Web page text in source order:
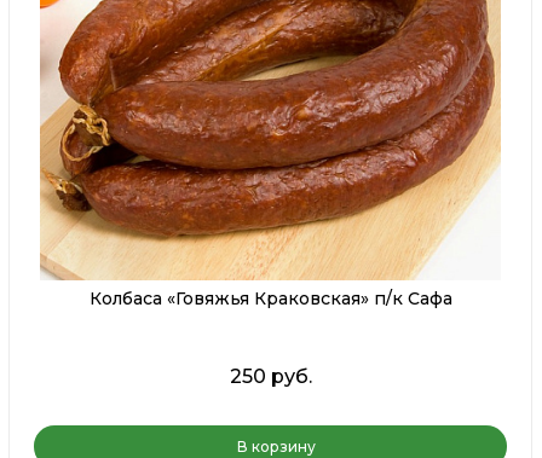
Колбаса «Говяжья Краковская» п/к Сафа
250 руб.
В корзину